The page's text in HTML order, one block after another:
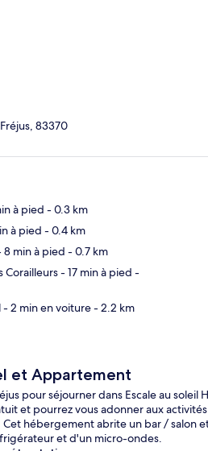
83370
à pied - 0.3 km
à pied - 0.4 km
8 min à pied - 0.7 km
Corailleurs- 17 min à pied -
- 2 min en voiture- 2.2 km
et Appartement
pour séjourner dans Escale au
et pourrez vous adonner aux
Cet hébergement abrite un bar / salon
et d'un micro-ondes.